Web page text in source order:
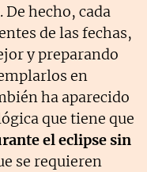
De hecho, cada
de las fechas,
y preparando
en
ha aparecido
que tiene que
el eclipse sin
se requieren